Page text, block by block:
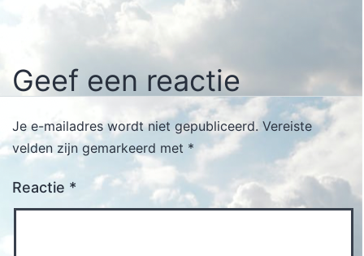
Geef een reactie
Je e-mailadres wordt niet gepubliceerd. Vereiste
velden zijn gemarkeerd met *
Reactie *